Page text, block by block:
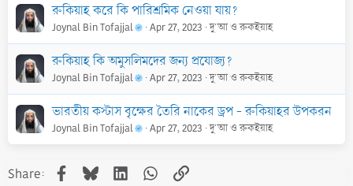
রুকিয়াহ করে কি পারিশ্রমিক নেওয়া যায়?
Joynal Bin Tofajjal Apr 27, 2023 দু'আ ও রুকইয়াহ
রুকিয়াহ কি অমুসলিমদের জন্য প্রযােজ্য?
Joynal Bin Tofajjal Apr 27, 2023 দু'আ ও রুকইয়াহ
ভারতীয় কস্টাস বৃক্ষের তৈরি নাকের ড্রপ - রুকিয়াহর উপকরন
Joynal Bin Tofajjal Apr 27, 2023 দু'আ ও রুকইয়াহ
Share: Facebook
BlueskyLinkedInWhatsApp
Link